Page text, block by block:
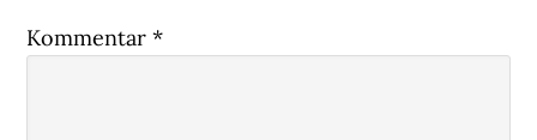
Kommentar*